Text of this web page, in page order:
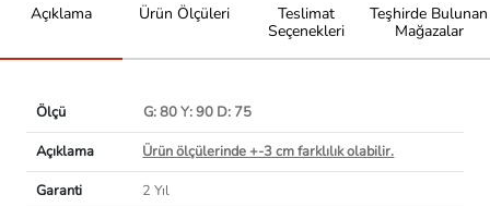
Açıklama Ürün Ölçüleri
Teslimat
Seçenekleri
Teşhirde Bulunan
Mağazalar
Ölçü
G: 80 Y: 90 D: 75
Açıklama
Ürün ölçülerinde +-3 cm farklılık olabilir.
Garanti
2 Yıl